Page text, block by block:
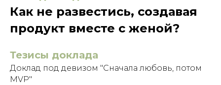
Как не развестись, создавая
продукт вместе с женой?
Тезисы доклада
Доклад под девизом "Сначала любовь, потом
MVP"